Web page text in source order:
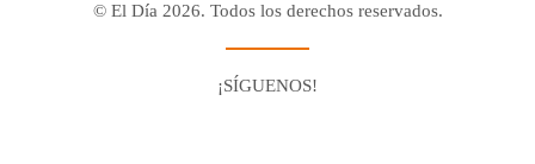
© El Día 2026. Todos los derechos reservados.
¡SÍGUENOS!